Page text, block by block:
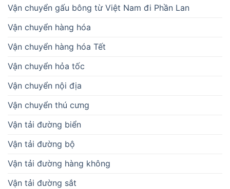
Vận chuyển gấu bông từ Việt Nam đi Phần Lan
Vận chuyển hàng hóa
Vận chuyển hàng hóa Tết
Vận chuyển hỏa tốc
Vận chuyển nội địa
Vận chuyển thú cưng
Vận tải đường biển
Vận tải đường bộ
Vận tải đường hàng không
Vận tải đường sắt